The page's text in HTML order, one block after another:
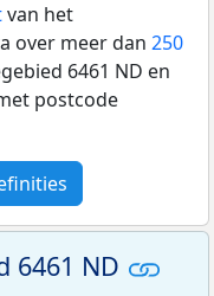
van het
over meer dan 250
6461 ND en
postcode
6461 ND